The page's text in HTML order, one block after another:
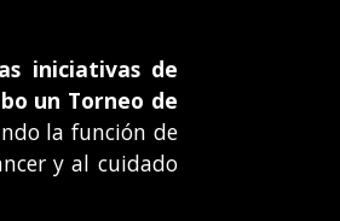
iniciativas de
un Torneo de
la función de
y al cuidado